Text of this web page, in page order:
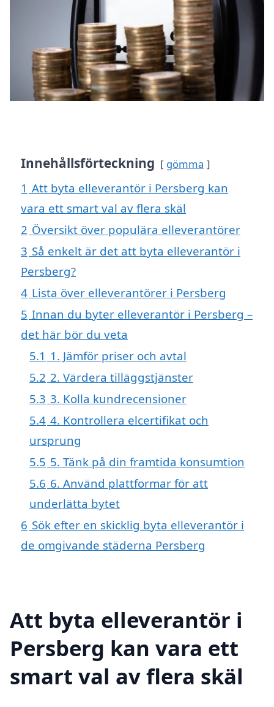
Innehållsförteckning gömma
1 Att byta elleverantör i Persberg kan
vara ett smart val av flera skäl
2 Översikt över populära elleverantörer
3 Så enkelt är det att byta elleverantör i
Persberg?
4 Lista över elleverantörer i Persberg
5 Innan du byter elleverantör i Persberg –
det här bör du veta
5.1 1. Jämför priser och avtal
5.2 2. Värdera tilläggstjänster
5.3 3. Kolla kundrecensioner
5.4 4. Kontrollera elcertifikat och
ursprung
5.5 5. Tänk på din framtida konsumtion
5.6 6. Använd plattformar för att
underlätta bytet
6 Sök efter en skicklig byta elleverantör i
de omgivande städerna Persberg
Att byta elleverantör i
Persberg kan vara ett
smart val av flera skäl